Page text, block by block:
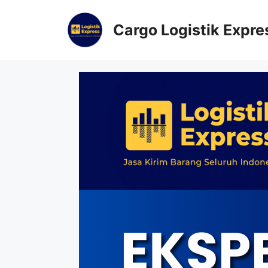
Cargo Logistik